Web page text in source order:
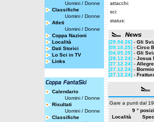
Uomini / Donne
Classifiche
Uomini / Donne
Atleti
Uomini / Donne
Coppa Nazioni
Località
Dati Storici
Lo Sci in TV
Links
Calendario
Uomini / Donne
Risultati
Uomini / Donne
Classifiche
attacchi:
sci:
status:
[29.04.26] - Gli
[09.10.25] - Circo
[04.05.25] - Gli
[28.12.24] - Josua
[27.12.24] -
[27.12.24] -
[27.12.24] -
Gare a punti dal
9 °
Località
Spec.